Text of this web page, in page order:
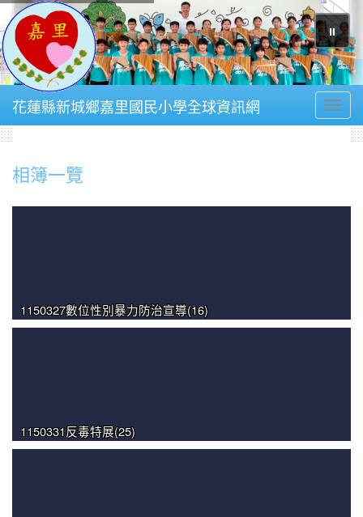
⏸
花蓮縣新城鄉嘉里國民小學全球資訊網
相簿一覽
1150327數位性別暴力防治宣導(16)
1150331反毒特展(25)